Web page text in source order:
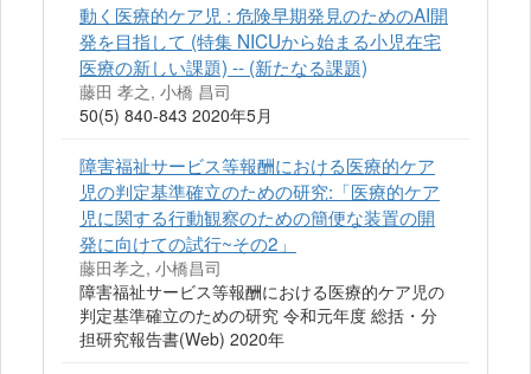
動く医療的ケア児 : 危険早期発見のためのAI開
発を目指して (特集 NICUから始まる小児在宅
医療の新しい課題) -- (新たなる課題)
藤田 孝之, 小橋 昌司
50(5) 840-843 2020年5月
障害福祉サービス等報酬における医療的ケア
児の判定基準確立のための研究:「医療的ケア
児に関する行動観察のための簡便な装置の開
発に向けての試行~その2」
藤田孝之, 小橋昌司
障害福祉サービス等報酬における医療的ケア児の
判定基準確立のための研究 令和元年度 総括・分
担研究報告書(Web) 2020年